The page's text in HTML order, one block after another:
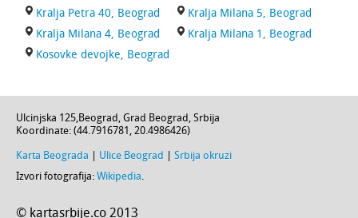
Kralja Petra 40, Beograd
Kralja Milana 5, Beograd
Kralja Milana 4, Beograd
Kralja Milana 1, Beograd
Kosovke devojke, Beograd
Ulcinjska 125,Beograd, Grad Beograd, Srbija
Koordinate: (44.7916781 , 20.4986426)
Karta Beograda Ulice Beograd
Srbija okruzi
Izvori fotografija: Wikipedia.
© kartasrbije.co 2013